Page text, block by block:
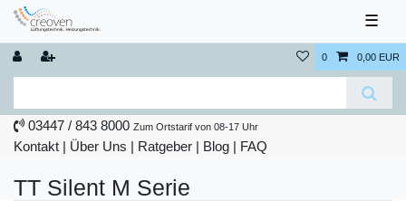
☰
0 0,00 EUR
03447 / 843 8000 Zum Ortstarif von 08-17 Uhr
Kontakt | Über Uns | Ratgeber | Blog | FAQ
TT Silent M Serie